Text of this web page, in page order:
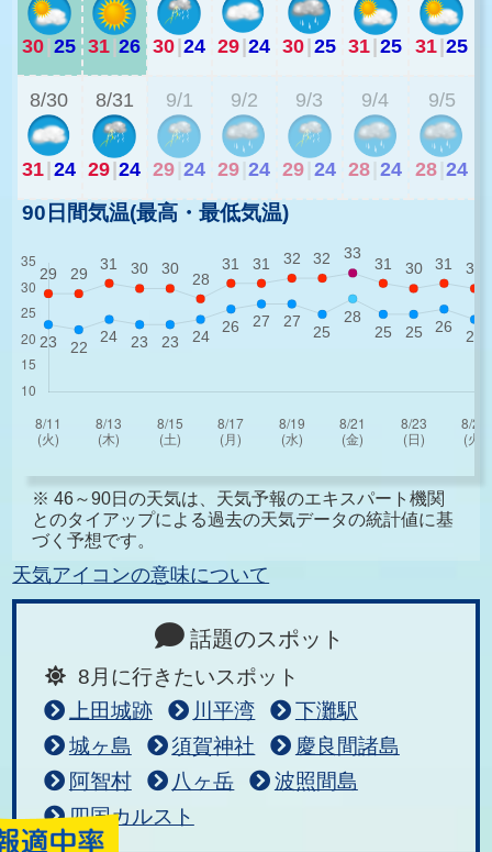
30 25 31 26 30 24 29 24 30 25 31 25 31 25
8/30
31 24
8/31
29 24
9/1
29 24
9/2
29 24
9/3
29 24
9/4
28 24
9/5
28 24
90日間気温(最高・最低気温)
※ 46～90日の天気は、天気予報のエキスパート機関
とのタイアップによる過去の天気データの統計値に基
づく予想です。
天気アイコンの意味について
話題のスポット
8月に行きたいスポット
上田城跡
川平湾
下灘駅
城ヶ島
須賀神社
慶良間諸島
阿智村
八ヶ岳
波照間島
四国カルスト